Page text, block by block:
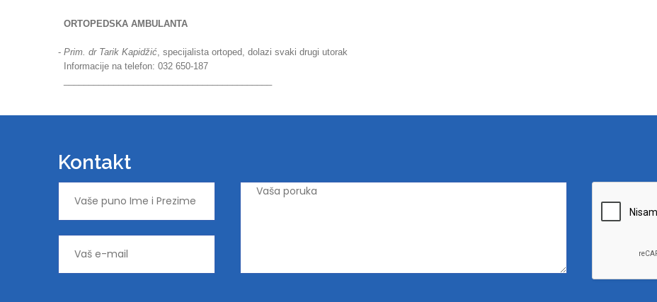
ORTOPEDSKA AMBULANTA
- Prim. dr Tarik Kapidžić, specijalista ortoped, dolazi svaki drugi utorak
Informacije na telefon: 032 650-187
Kontakt